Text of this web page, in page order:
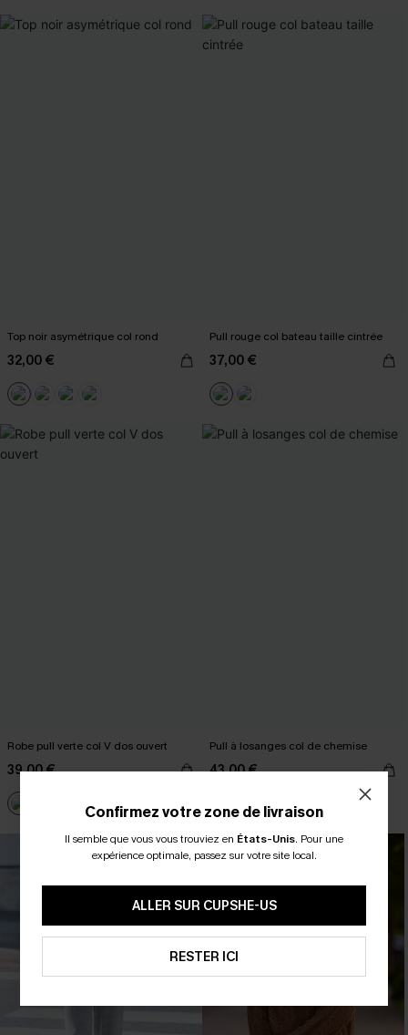
Top noir asymétrique col rond
32,00 €
Pull rouge col bateau taille cintrée
37,00 €
Robe pull verte col V dos ouvert
39,00 €
Pull à losanges col de chemise
43,00 €
Confirmez votre zone de livraison
Il semble que vous vous trouviez en États-Unis. Pour une
expérience optimale, passez sur votre site local.
ALLER SUR CUPSHE-US
RESTER ICI